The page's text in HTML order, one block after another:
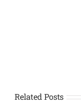
Related Posts